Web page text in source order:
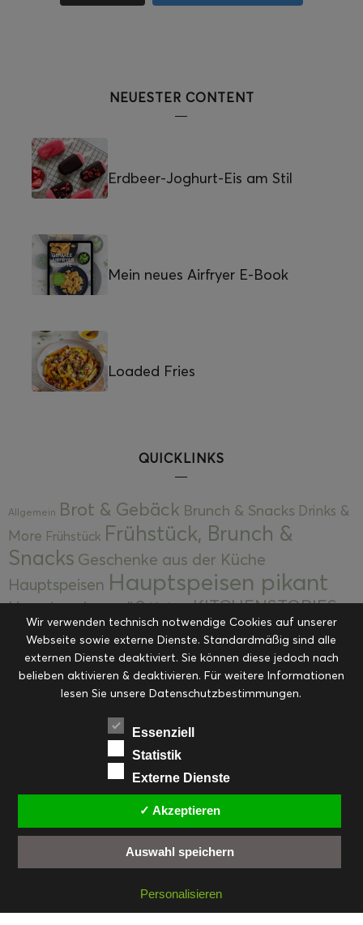
NEUESTER CONTENT
Erdbeer-Joghurt-Eis am Stil
Mein neues Airfryer E-Book
Loaded Fries
QUICKLINKS
Allgemein Brot & Gebäck Brunch & Snacks Drinks &
More Frühstück Frühstück, Brunch &
Snacks Geschenke aus der Küche
Hauptspeisen Hauptspeisen pikant
Hauptspeisen süßKekseKITCHENSTORIES
Kuchen, Torten & Desserts Kuchen und
Desserts Kulinarik Kulinarische Mitbringsel &
Eingemachtes Ohne Kategorie Ostern Resteküche
RezepteSaisonalSliderStartseite
Suppen, Salate & Vorspeisen
Vorspeisen, Salate & Suppen
Weihnachten Workshops & Events
FACEBOOK PINTEREST
EMAIL
INSTAGRAM
© cookiteasy.at by Simone Kemptner | powered byECKER Digital IT Solutions
Wir verwenden technisch notwendige Cookies auf unserer
Webseite sowie externe Dienste. Standardmäßig sind alle
externen Dienste deaktiviert. Sie können diese jedoch nach
belieben aktivieren & deaktivieren. Für weitere Informationen
lesen Sie unsere Datenschutzbestimmungen.
Essenziell
Statistik
Externe Dienste
✓ Akzeptieren
Auswahl speichern
Personalisieren